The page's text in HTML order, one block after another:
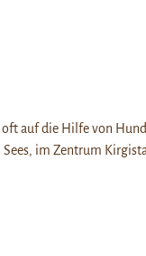
auf die Hilfe von
im Zentrum